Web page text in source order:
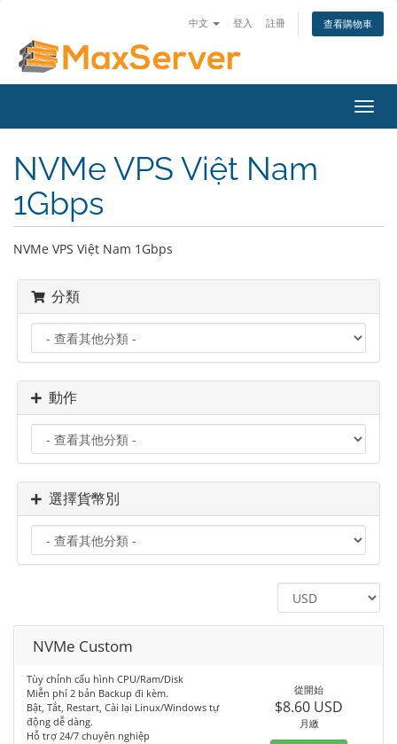
中文 登入 註冊 查看購物車
切
換
NVMe VPS Việt Nam
1Gbps
NVMe VPS Việt Nam 1Gbps
分類
動作
選擇貨幣別
NVMe Custom
Tùy chỉnh cấu hình CPU/Ram/Disk
Miễn phí 2 bản Backup đi kèm.
Bật, Tắt, Restart, Cài lại Linux/Windows tự
động dễ dàng.
Hỗ trợ 24/7 chuyên nghiệp
從開始
$8.60 USD
月繳